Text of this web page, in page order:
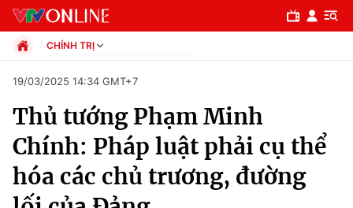
Chuyên mục
Chính trị
Xã hội
CHÍNH TRỊ
Xã hội
Pháp luật
Thể thao
Truyền hình
Văn hóa - Giải trí
19/03/2025 14:34 GMT+7
Thủ tướng Phạm Minh
Chính: Pháp luật phải cụ thể
hóa các chủ trương, đường